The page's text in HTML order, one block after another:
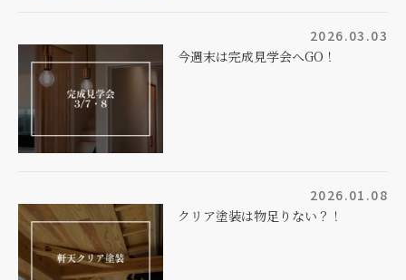
2026.03.03
今週末は完成見学会へGO！
2026.01.08
クリア塗装は物足りない？！